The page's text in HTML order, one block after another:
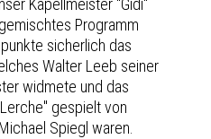
Kapellmeister "Gidi"
Programm
sicherlich das
Walter Leeb seiner
widmete und das
gespielt von
Spiegl waren.